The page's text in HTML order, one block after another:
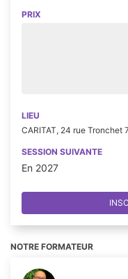
PRIX
LIEU
CARITAT, 24 rue Tronchet
SESSION SUIVANTE
En 2027
NOTRE FORMATEUR